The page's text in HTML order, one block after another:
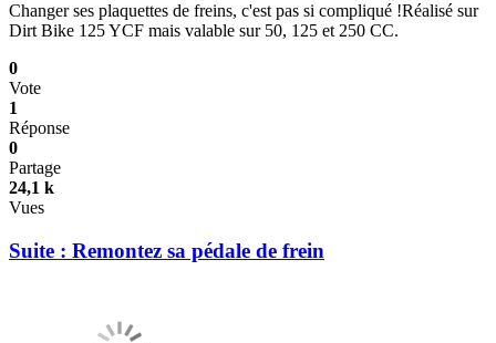
Changer ses plaquettes de freins, c'est pas si compliqué !Réalisé sur
Dirt Bike 125 YCF mais valable sur 50, 125 et 250 CC.
0
Vote
1
Réponse
0
Partage
24,1 k
Vues
Suite : Remontez sa pédale de frein